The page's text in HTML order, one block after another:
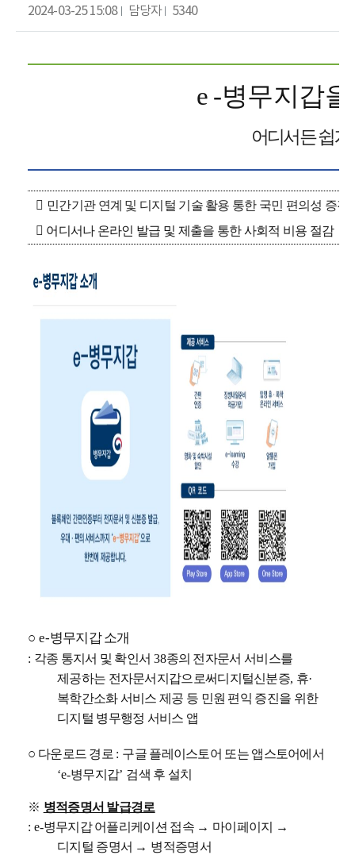
2024-03-25 15:08 담당자 5340
e -병무지갑
어디서든 쉽게
 민간기관 연계 및 디지털 기술 활용 통한 국민 편의성 증진
 어디서나 온라인 발급 및 제출을 통한 사회적 비용 절감
○ e-병무지갑 소개
: 각종 통지서 및 확인서 38종의 전자문서 서비스를
제공하는 전자문서지갑으로써디지털신분증, 휴·
복학간소화 서비스 제공 등 민원 편익 증진을 위한
디지털 병무행정 서비스 앱
○ 다운로드 경로 : 구글 플레이스토어 또는 앱스토어에서
‘e-병무지갑’ 검색 후 설치
※ 병적증명서 발급경로
: e-병무지갑 어플리케이션 접속 → 마이페이지
→
디지털 증명서 → 병적증명서